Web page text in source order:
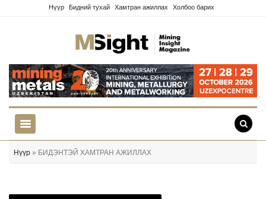
Нүүр Бидний тухай Хамтран ажиллах Холбоо барих
Нүүр » БИДЭНТЭЙ ХАМТРАН АЖИЛЛАХ